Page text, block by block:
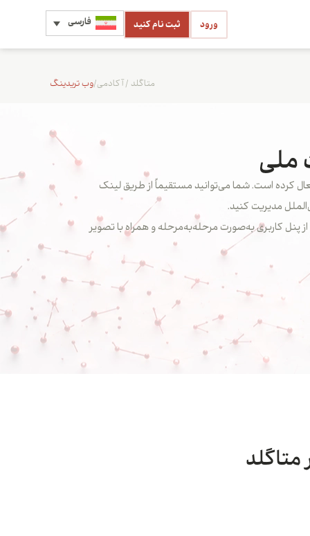
فارسی ثبت نام کنید ورود
وب تریدینگ متاگلد /آکادمی/
ملی
فعال کرده است. شما می‌توانید مستقیماً از طریق لینک
مدیریت کنید.
پنل کاربری به‌صورت مرحله‌به‌مرحله و همراه با تصویر